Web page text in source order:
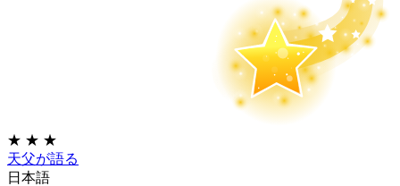
★ ★ ★
天父が語る
日本語